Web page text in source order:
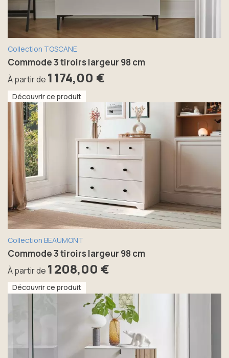
Collection TOSCANE
Commode 3 tiroirs largeur 98 cm
À partir de 1 174,00 €
Découvrir ce produit
Collection BEAUMONT
Commode 3 tiroirs largeur 98 cm
À partir de 1 208,00 €
Découvrir ce produit